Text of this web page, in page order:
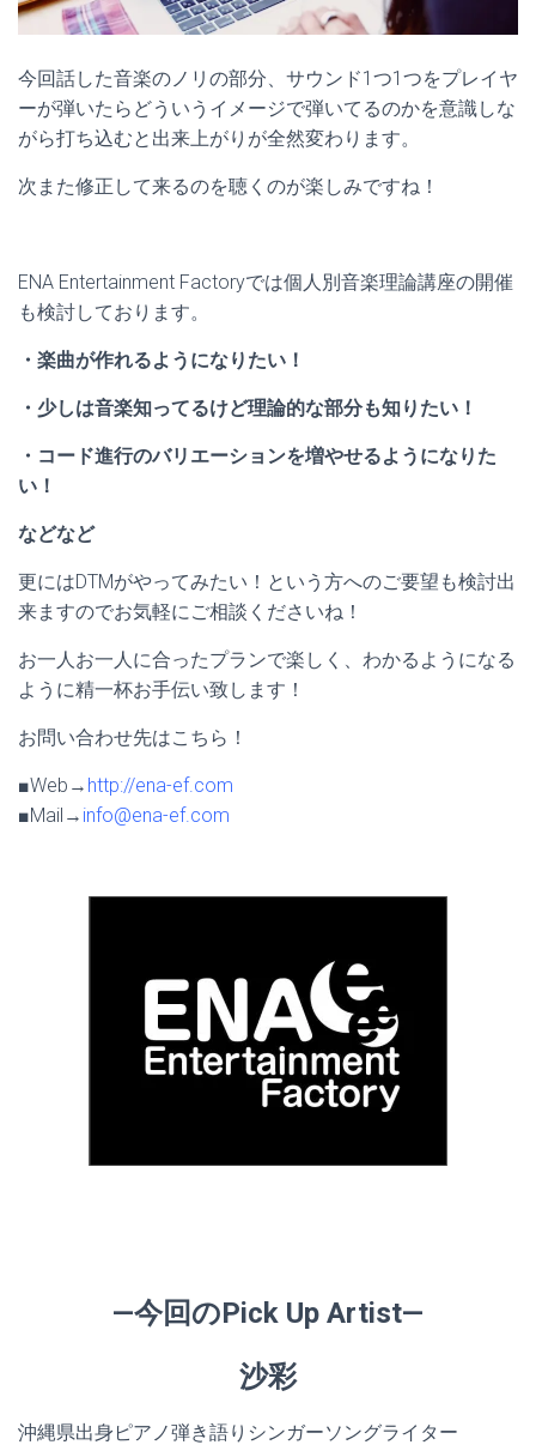
今回話した音楽のノリの部分、サウンド1つ1つをプレイヤ
ーが弾いたらどういうイメージで弾いてるのかを意識しな
がら打ち込むと出来上がりが全然変わります。
次また修正して来るのを聴くのが楽しみですね！
ENA Entertainment Factoryでは個人別音楽理論講座の開催
も検討しております。
・楽曲が作れるようになりたい！
・少しは音楽知ってるけど理論的な部分も知りたい！
・コード進行のバリエーションを増やせるようになりた
い！
などなど
更にはDTMがやってみたい！という方へのご要望も検討出
来ますのでお気軽にご相談くださいね！
お一人お一人に合ったプランで楽しく、わかるようになる
ように精一杯お手伝い致します！
お問い合わせ先はこちら！
■Web→ http://ena-ef.com
■Mail→ info@ena-ef.com
—今回のPick Up Artist—
沙彩
沖縄県出身ピアノ弾き語りシンガーソングライター